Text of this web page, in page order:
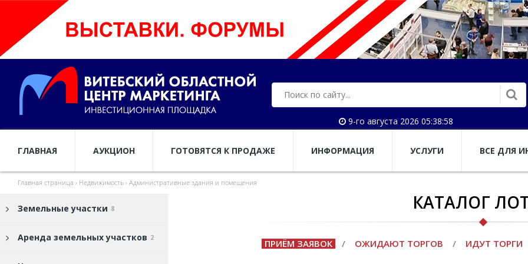
9-го августа 2026 05:38:59
ГЛАВНАЯ АУКЦИОН ГОТОВЯТСЯ К ПРОДАЖЕ ИНФОРМАЦИЯ УСЛУГИ ВСЕ ДЛЯ
Главная страница › Недвижимость › Административные здания и помещения
Земельные участки 8
Аренда земельных участков 2
КАТАЛОГ
ПРИЁМ ЗАЯВОК / ОЖИДАЮТ ТОРГОВ / ИДУТ ТОРГИ